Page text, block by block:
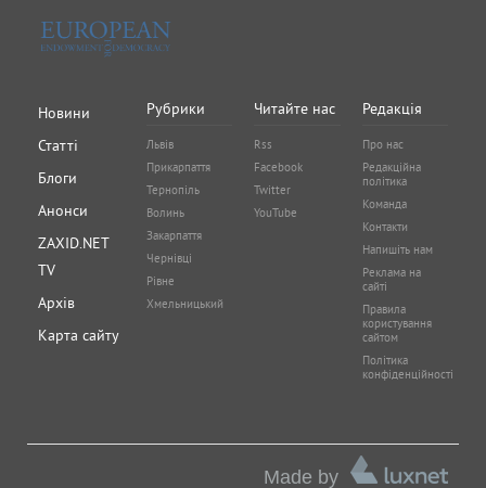
Новини
Статті
Блоги
Анонси
ZAXID.NET
TV
Архів
Карта сайту
Рубрики
Львів
Прикарпаття
Тернопіль
Волинь
Закарпаття
Чернівці
Рівне
Хмельницький
Читайте нас
Rss
Facebook
Twitter
YouTube
Редакція
Про нас
Редакційна
політика
Команда
Контакти
Напишіть нам
Реклама на
сайті
Правила
користування
сайтом
Політика
конфіденційності
Made by